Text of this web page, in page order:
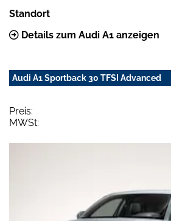
Standort
Details zum Audi A1 anzeigen
Audi A1 Sportback 30 TFSI Advanced
Preis:
MWSt: